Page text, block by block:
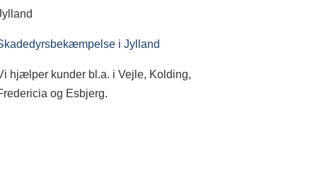
i Jylland
hjælper kunder bl.a. i Vejle, Kolding,
og Esbjerg.